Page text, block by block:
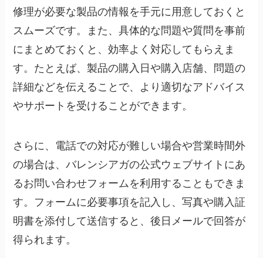
修理が必要な製品の情報を手元に用意しておくと
スムーズです。また、具体的な問題や質問を事前
にまとめておくと、効率よく対応してもらえま
す。たとえば、製品の購入日や購入店舗、問題の
詳細などを伝えることで、より適切なアドバイス
やサポートを受けることができます。
さらに、電話での対応が難しい場合や営業時間外
の場合は、バレンシアガの公式ウェブサイトにあ
るお問い合わせフォームを利用することもできま
す。フォームに必要事項を記入し、写真や購入証
明書を添付して送信すると、後日メールで回答が
得られます。